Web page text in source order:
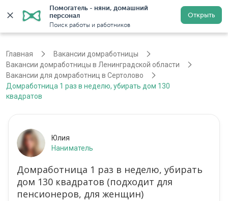
Помогатель - няни, домашний
персонал
Поиск работы и работников
Открыть
Санкт-Петербург Регистрация
Главная
Вакансии домработницы
Вакансии домработницы в Ленинградской области
Вакансии для домработниц в Сертолово
Домработница 1 раз в неделю, убирать дом 130
квадратов
Юлия
Наниматель
Домработница 1 раз в неделю, убирать
дом 130 квадратов (подходит для
пенсионеров, для женщин)